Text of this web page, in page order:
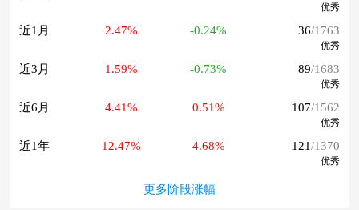
优秀
近1月 2.47% -0.24% 36/1763
优秀
近3月 1.59% -0.73% 89/1683
优秀
近6月 4.41% 0.51% 107/1562
优秀
近1年 12.47% 4.68% 121/1370
优秀
更多阶段涨幅